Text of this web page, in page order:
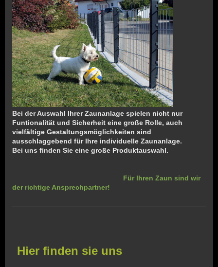
Bei der Auswahl Ihrer Zaunanlage spielen nicht nur
Funtionalität und Sicherheit eine große Rolle, auch
vielfältige Gestaltungsmöglichkeiten sind
ausschlaggebend für Ihre individuelle Zaunanlage.
Bei uns finden Sie eine große Produktauswahl.
Für Ihren Zaun sind wir
der richtige Ansprechpartner!
Hier finden sie uns